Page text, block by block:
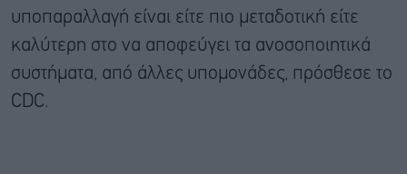
υποπαραλλαγή είναι είτε πιο μεταδοτική είτε
καλύτερη στο να αποφεύγει τα ανοσοποιητικά
συστήματα, από άλλες υπομονάδες, πρόσθεσε το
CDC.